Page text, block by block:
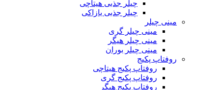
چیلر جذبی هیتاچی
چیلر جذبی یازاکی
مینی چیلر
مینی چیلر گری
مینی چیلر هیگر
مینی چیلر بوران
روفتاپ پکیج
روفتاپ پکیج هیتاچی
روفتاپ پکیج گری
روفتاپ پکیج هیگر